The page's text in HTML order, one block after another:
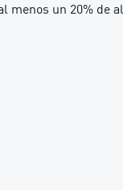
menos un 20% de